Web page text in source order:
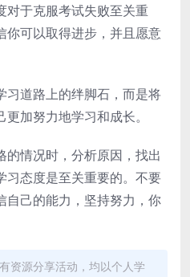
对于克服考试失败至关重
你可以取得进步，并且愿意
习道路上的绊脚石，而是将
加努力地学习和成长。
情况时，分析原因，找出
习态度是至关重要的。不要
自己的能力，坚持努力，你
资源分享活动，均以个人学